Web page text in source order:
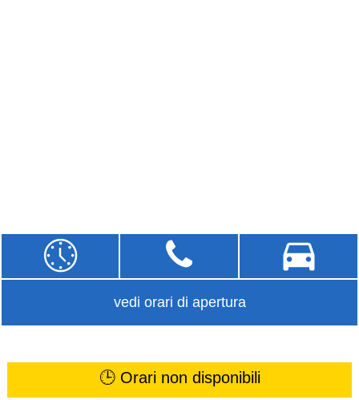
vedi orari di apertura
🕒 Orari non disponibili